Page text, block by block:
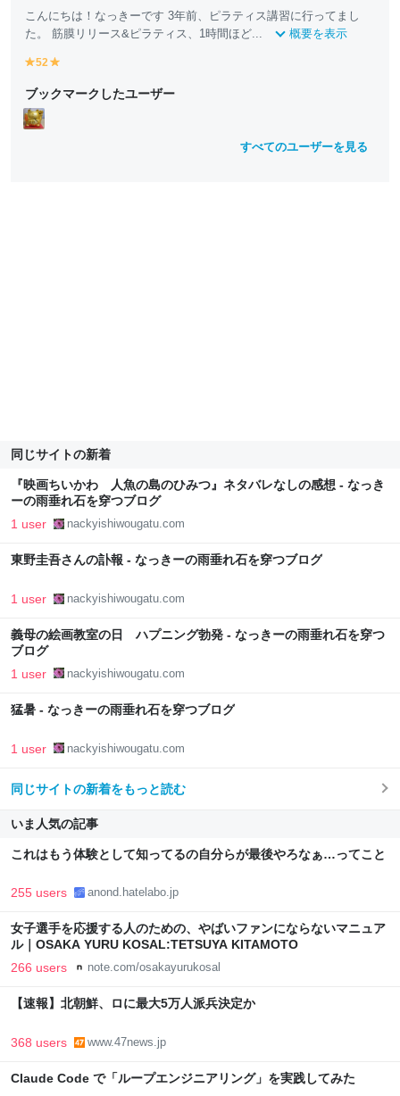
こんにちは！なっきーです 3年前、ピラティス講習に行ってまし
た。 筋膜リリース&ピラティス、1時間ほど...
概要を表示
y
ll
o
w
52
ll
ブックマークしたユーザー
すべてのユーザーを見る
同じサイトの新着
『映画ちいかわ 人魚の島のひみつ』ネタバレなしの感想 - なっき
ーの雨垂れ石を穿つブログ
1 user nackyishiwougatu.com
東野圭吾さんの訃報 - なっきーの雨垂れ石を穿つブログ
1 user nackyishiwougatu.com
義母の絵画教室の日 ハプニング勃発 - なっきーの雨垂れ石を穿つ
ブログ
1 user nackyishiwougatu.com
猛暑 - なっきーの雨垂れ石を穿つブログ
1 user nackyishiwougatu.com
同じサイトの新着をもっと読む
いま人気の記事
これはもう体験として知ってるの自分らが最後やろなぁ…ってこと
255 users anond.hatelabo.jp
女子選手を応援する人のための、やばいファンにならないマニュア
ル｜OSAKA YURU KOSAL:TETSUYA KITAMOTO
266 users note.com/osakayurukosal
【速報】北朝鮮、ロに最大5万人派兵決定か
368 users www.47news.jp
Claude Code で「ループエンジニアリング」を実践してみた